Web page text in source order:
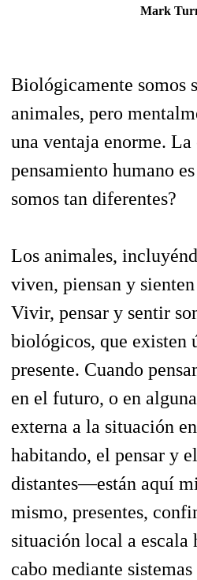
Mark
Biológicamente somos
animales, pero
una ventaja enorme. La
pensamiento humano
somos tan diferentes?
Los animales,
viven, piensan y
Vivir, pensar y sentir
biológicos, que existen
presente. Cuando
en el futuro, o en
externa a la situación
habitando, el pensar y
distantes—están aquí
mismo, presentes,
situación local a escala
cabo mediante